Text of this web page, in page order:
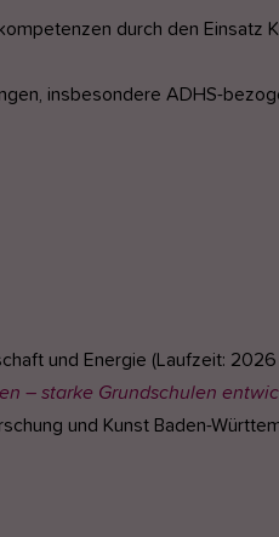
durch den Einsatz
insbesondere ADHS-
und Energie (Laufzeit:
– starke Grundschulen
und Kunst Baden-